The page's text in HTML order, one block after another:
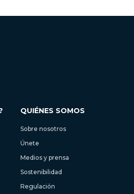
QUIÉNES SOMOS
Sobre nosotros
Únete
Medios y prensa
Sostenibilidad
Regulación